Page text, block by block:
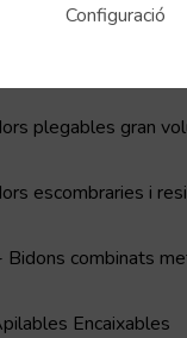
IBC / GRG,
plegables gran
escombraries i
Bidons combinats
Encaixables
Configuració